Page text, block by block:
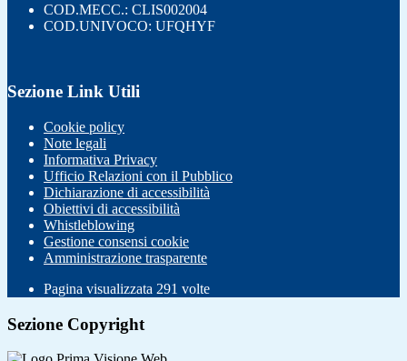
COD.MECC.: CLIS002004
COD.UNIVOCO: UFQHYF
Sezione Link Utili
Cookie policy
Note legali
Informativa Privacy
Ufficio Relazioni con il Pubblico
Dichiarazione di accessibilità
Obiettivi di accessibilità
Whistleblowing
Gestione consensi cookie
Amministrazione trasparente
Pagina visualizzata 291 volte
Sezione Copyright